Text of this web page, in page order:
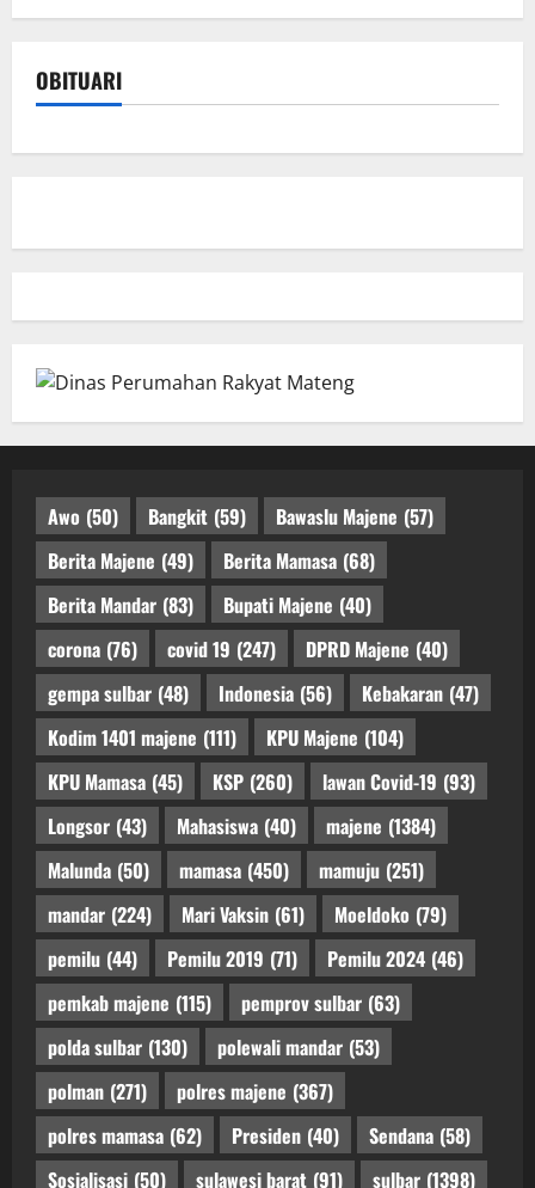
OBITUARI
Awo (50) Bangkit (59) Bawaslu Majene (57)
Berita Majene (49) Berita Mamasa (68)
Berita Mandar (83) Bupati Majene (40)
corona (76) covid 19 (247) DPRD Majene (40)
gempa sulbar (48) Indonesia (56) Kebakaran (47)
Kodim 1401 majene (111) KPU Majene (104)
KPU Mamasa (45) KSP (260) lawan Covid-19 (93)
Longsor (43) Mahasiswa (40) majene (1384)
Malunda (50) mamasa (450) mamuju (251)
mandar (224) Mari Vaksin (61) Moeldoko (79)
pemilu (44) Pemilu 2019 (71) Pemilu 2024 (46)
pemkab majene (115) pemprov sulbar (63)
polda sulbar (130) polewali mandar (53)
polman (271) polres majene (367)
polres mamasa (62) Presiden (40) Sendana (58)
Sosialisasi (50) sulawesi barat (91) sulbar (1398)